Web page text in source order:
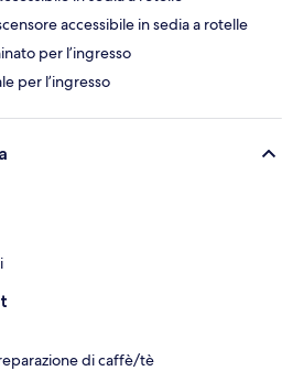
accessibile in sedia a rotelle
per l’ingresso
per l’ingresso
di caffè/tè